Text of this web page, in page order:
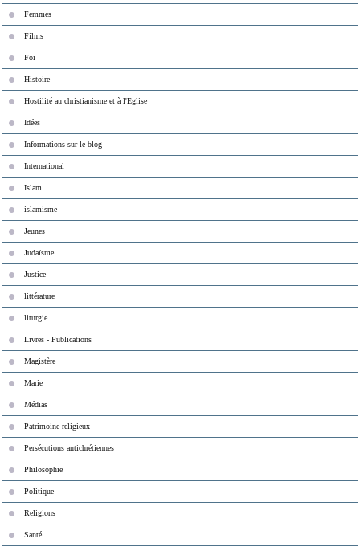
Femmes
Films
Foi
Histoire
Hostilité au christianisme et à l'Eglise
Idées
Informations sur le blog
International
Islam
islamisme
Jeunes
Judaïsme
Justice
littérature
liturgie
Livres - Publications
Magistère
Marie
Médias
Patrimoine religieux
Persécutions antichrétiennes
Philosophie
Politique
Religions
Santé